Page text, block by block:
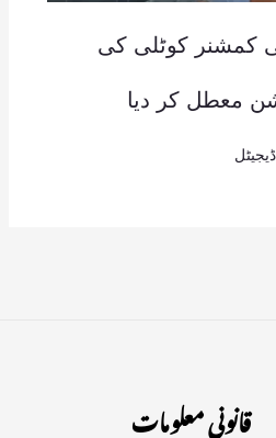
کمشنر کوٹلی کی
معطل کر دیا
قانونی معلومات